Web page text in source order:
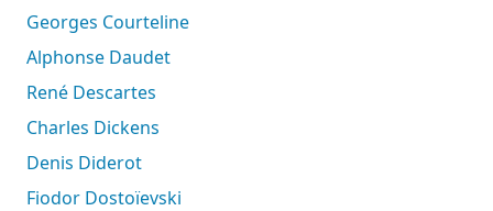
Georges Courteline
Alphonse Daudet
René Descartes
Charles Dickens
Denis Diderot
Fiodor Dostoïevski